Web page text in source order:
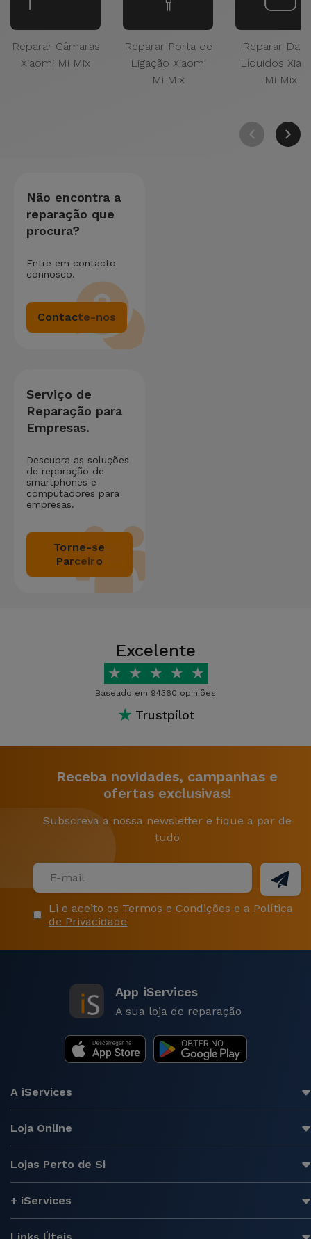
Reparar Câmaras
Xiaomi Mi Mix
Reparar Porta de
Ligação Xiaomi
Mi Mix
Reparar
Líquidos
Mi Mix
Não encontra a
reparação que
procura?
Entre em contacto
connosco.
Contacte-nos
Serviço de
Reparação para
Empresas.
Descubra as soluções
de reparação de
smartphones e
computadores para
empresas.
Torne-se
Parceiro
Excelente
★ ★ ★ ★ ★
Baseado em 94360 opiniões
★ Trustpilot
Receba novidades, campanhas e
ofertas exclusivas!
Subscreva a nossa newsletter e fique a par de
tudo
Li e aceito os Termos e Condições e a Política
de Privacidade
App iServices
A sua loja de reparação
A iServices
Loja Online
Lojas Perto de Si
+ iServices